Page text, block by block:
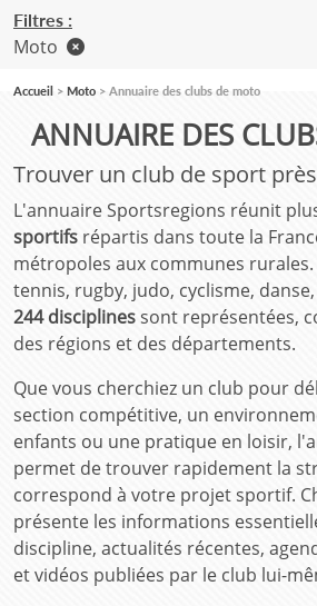
ANNUAIRE DES
Trouver un club de sport
L'annuaire Sportsregions réunit
sportifs répartis dans toute la
métropoles aux communes
tennis, rugby, judo, cyclisme,
244 disciplinessont représentées,
des régions et des départements.
Que vous cherchiez un club pour
section compétitive, un
enfants ou une pratique en loisir,
permet de trouver rapidement la
correspond à votre projet sportif.
présente les informations
discipline, actualités récentes,
et vidéos publiées par le club lui-
Filtres :
Moto
Accueil Moto Annuaire des clubs de moto